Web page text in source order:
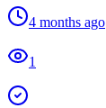
4 months ago
1